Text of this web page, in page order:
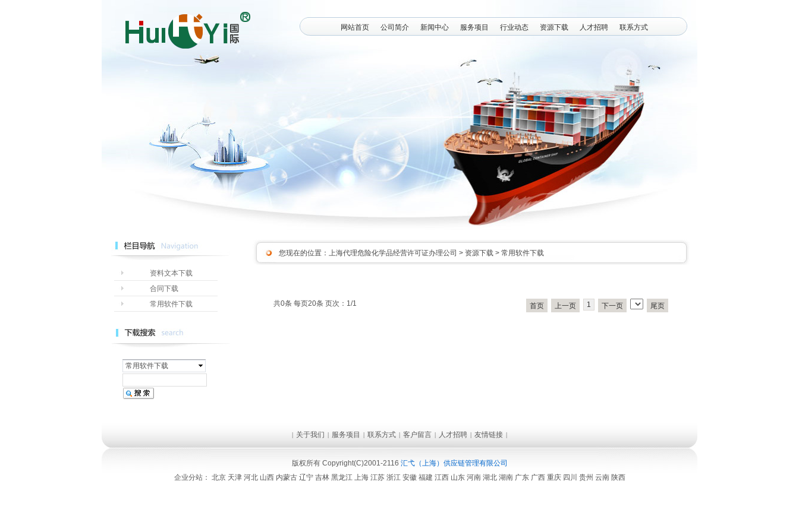
网站首页 公司简介 新闻中心 服务项目 行业动态 资源下载 人才招聘 联系方式
资料文本下载
合同下载
常用软件下载
常用软件下载
您现在的位置： 上海代理危险化学品经营许可证办理公司 > 资源下载 > 常用软件下载
共0条 每页20条 页次：1/1 首页 上一页 1 下一页 尾页
| 关于我们 | 服务项目 | 联系方式 | 客户留言 | 人才招聘 | 友情链接 |
版权所有 Copyright(C)2001-2116 汇弋（上海）供应链管理有限公司
企业分站： 北京 天津 河北 山西 内蒙古 辽宁 吉林 黑龙江 上海 江苏 浙江 安徽 福建 江西 山东 河南 湖北 湖南 广东 广西 重庆 四川 贵州 云南 陕西